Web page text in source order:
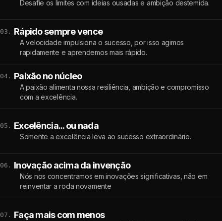
Desafie os limites com ideias ousadas e ambição destemida.
03. Rápido sempre vence
A velocidade impulsiona o sucesso, por isso agimos
rapidamente e aprendemos mais rápido.
04. Paixão no núcleo
A paixão alimenta nossa resiliência, ambição e compromisso
com a excelência.
05. Excelência... ou nada
Somente a excelência leva ao sucesso extraordinário.
06. Inovação acima da invenção
Nós nos concentramos em inovações significativas, não em
reinventar a roda novamente
07. Faça mais com menos